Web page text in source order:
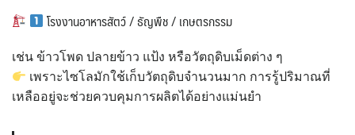
โรงงานอาหารสัตว์ / ธัญพืช / เกษตรกรรม
เช่น ข้าวโพด ปลายข้าว แป้ง หรือวัตถุดิบเม็ดต่าง ๆ
เพราะไซโลมักใช้เก็บวัตถุดิบจำนวนมาก การรู้ปริมาณที่
เหลืออยู่จะช่วยควบคุมการผลิตได้อย่างแม่นยำ